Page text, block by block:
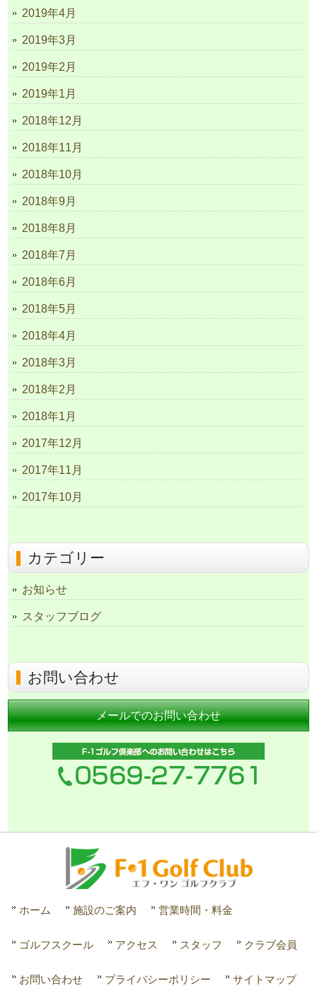
2019年4月
2019年3月
2019年2月
2019年1月
2018年12月
2018年11月
2018年10月
2018年9月
2018年8月
2018年7月
2018年6月
2018年5月
2018年4月
2018年3月
2018年2月
2018年1月
2017年12月
2017年11月
2017年10月
カテゴリー
お知らせ
スタッフブログ
お問い合わせ
メールでのお問い合わせ
ホーム 施設のご案内 営業時間・料金
ゴルフスクール アクセス スタッフ クラブ会員
お問い合わせ プライバシーポリシー サイトマップ